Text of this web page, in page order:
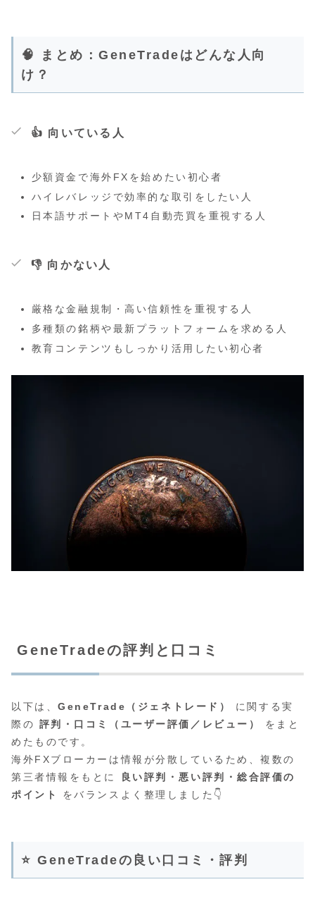
🧠 まとめ：GeneTradeはどんな人向
け？
👍 向いている人
少額資金で海外FXを始めたい初心者
ハイレバレッジで効率的な取引をしたい人
日本語サポートやMT4自動売買を重視する人
👎 向かない人
厳格な金融規制・高い信頼性を重視する人
多種類の銘柄や最新プラットフォームを求める人
教育コンテンツもしっかり活用したい初心者
GeneTradeの評判と口コミ
以下は、GeneTrade（ジェネトレード）
に関する実
際の 評判・口コミ（ユーザー評価／レビュー）
をまと
めたものです。
海外FXブローカーは情報が分散しているため、複数の
第三者情報をもとに
良い評判・悪い評判・総合評価の
ポイント
をバランスよく整理しました👇
⭐ GeneTradeの良い口コミ・評判